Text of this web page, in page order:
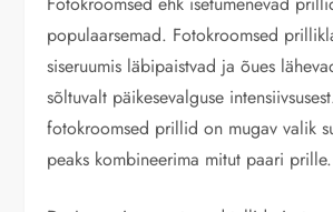
populaarsemad. Fotokroomsed
siseruumis läbipaistvad ja õues
sõltuvalt päikesevalguse
fotokroomsed prillid on mugav valik
peaks kombineerima mitut paari prille.